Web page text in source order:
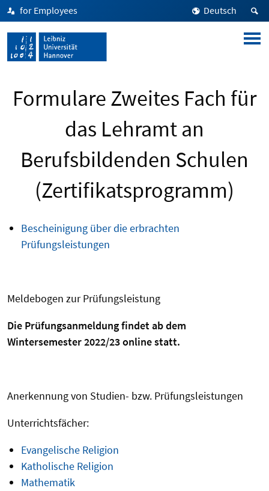
for Employees Deutsch
Formulare Zweites Fach für
das Lehramt an
Berufsbildenden Schulen
(Zertifikatsprogramm)
Bescheinigung über die erbrachten
Prüfungsleistungen
Meldebogen zur Prüfungsleistung
Die Prüfungsanmeldung findet ab dem
Wintersemester 2022/23 online statt.
Anerkennung von Studien- bzw. Prüfungsleistungen
Unterrichtsfächer:
Evangelische Religion
Katholische Religion
Mathematik